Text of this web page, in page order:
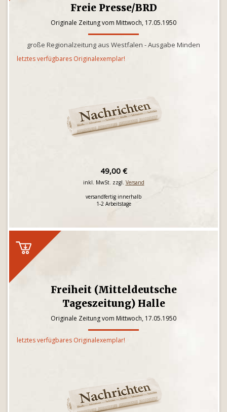
Freie Presse/BRD
Originale Zeitung vom Mittwoch, 17.05.1950
große Regionalzeitung aus Westfalen - Ausgabe Minden
letztes verfügbares Originalexemplar!
49,00 €
inkl. MwSt. zzgl. Versand
versandfertig innerhalb
1-2 Arbeitstage
Freiheit (Mitteldeutsche
Tageszeitung) Halle
Originale Zeitung vom Mittwoch, 17.05.1950
letztes verfügbares Originalexemplar!